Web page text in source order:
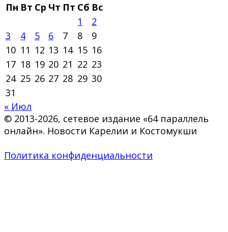
Пн Вт Ср Чт Пт Сб Вс
1
2
3
4 5 6 7 8
9
10 11 12 13 14 15 16
17 18 19 20 21 22 23
24 25 26 27 28 29 30
31
« Июл
© 2013-2026, сетевое издание «64 параллель
онлайн». Новости Карелии и Костомукши
Политика конфиденциальности